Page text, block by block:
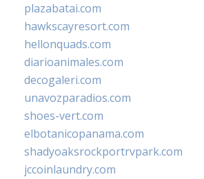
plazabatai.com
hawkscayresort.com
hellonquads.com
diarioanimales.com
decogaleri.com
unavozparadios.com
shoes-vert.com
elbotanicopanama.com
shadyoaksrockportrvpark.com
jccoinlaundry.com